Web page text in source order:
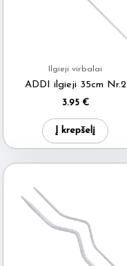
Ilgieji virbalai
ADDI ilgieji 35cm Nr.2
3.95 €
Į krepšelį